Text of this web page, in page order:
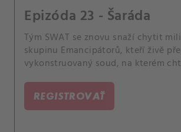
Epizóda 23 - Šaráda
Tým SWAT se znovu snaží chytit
skupinu Emancipátorů, kteří živě
vykonstruovaný soud, na kterém
povzbudit Darryla; Deacon se cítí
má dostat jednu z největších ocenění
REGISTROVAŤ